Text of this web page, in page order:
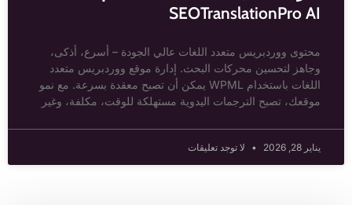
SEOTranslationPro AI
محتوى ووردبريس متعدد اللغات عالي الجودة – أسرع، أذكى،
وجاهز لتحسين محركات البحث. إدارة موقع ووردبريس متعدد
اللغات باستخدام WPML يمكن أن تصبح معقدة بسرعة. مع نمو
موقعك، تصبح الترجمات اليدوية مستهلكة للوقت، مكلفة، وغير
يناير 28, 2026 لا توجد تعليقات